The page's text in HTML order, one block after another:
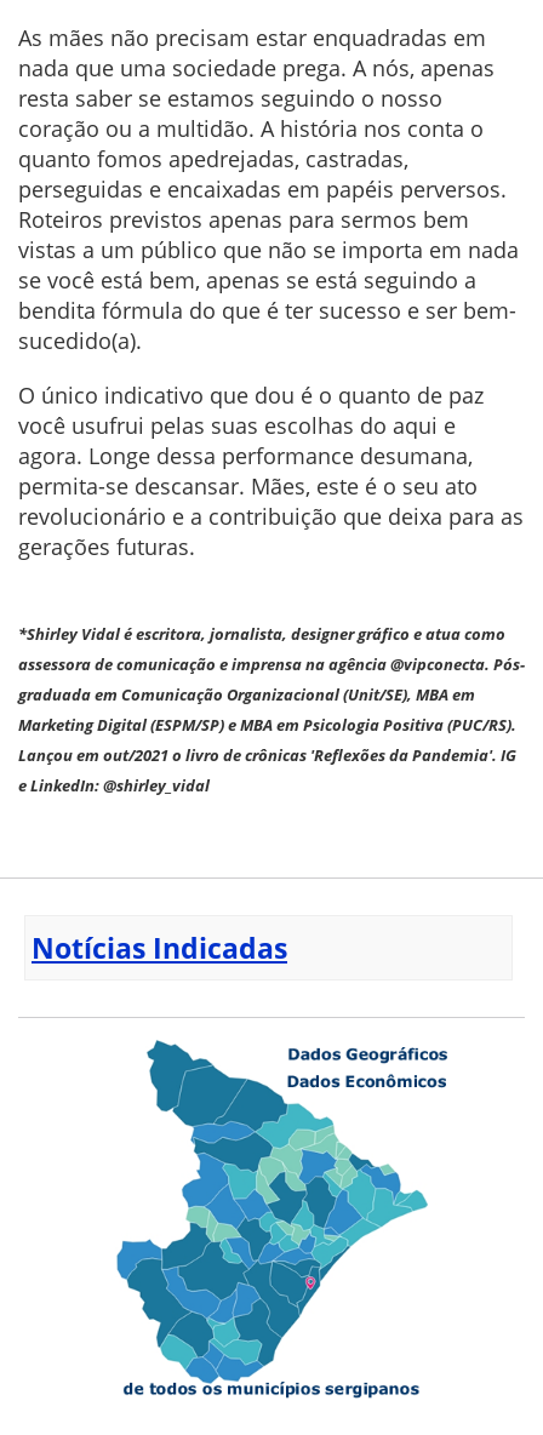
As mães não precisam estar enquadradas em
nada que uma sociedade prega. A nós, apenas
resta saber se estamos seguindo o nosso
coração ou a multidão. A história nos conta o
quanto fomos apedrejadas, castradas,
perseguidas e encaixadas em papéis perversos.
Roteiros previstos apenas para sermos bem
vistas a um público que não se importa em nada
se você está bem, apenas se está seguindo a
bendita fórmula do que é ter sucesso e ser bem-
sucedido(a).
O único indicativo que dou é o quanto de paz
você usufrui pelas suas escolhas do aqui e
agora. Longe dessa performance desumana,
permita-se descansar. Mães, este é o seu ato
revolucionário e a contribuição que deixa para as
gerações futuras.
*Shirley Vidal é escritora, jornalista, designer gráfico e atua como
assessora de comunicação e imprensa na agência @vipconecta. Pós-
graduada em Comunicação Organizacional (Unit/SE), MBA em
Marketing Digital (ESPM/SP) e MBA em Psicologia Positiva (PUC/RS).
Lançou em out/2021 o livro de crônicas 'Reflexões da Pandemia'. IG
e LinkedIn: @shirley_vidal
Notícias Indicadas